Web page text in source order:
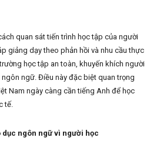
quan sát tiến trình học tập của người
giảng dạy theo phản hồi và nhu cầu thực
học tập an toàn, khuyến khích người
ngữ. Điều này đặc biệt quan trọng
Nam ngày càng cần tiếng Anh để học
tế.
ngôn ngữ vì người học